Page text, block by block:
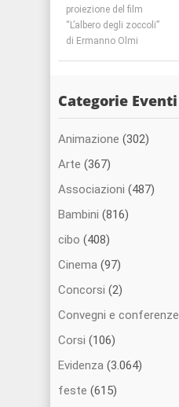
proiezione del film
“L’albero degli zoccoli”
di Ermanno Olmi
Categorie Eventi
Animazione (302)
Arte (367)
Associazioni (487)
Bambini (816)
cibo (408)
Cinema (97)
Concorsi (2)
Convegni e conferenze
Corsi (106)
Evidenza (3.064)
feste (615)